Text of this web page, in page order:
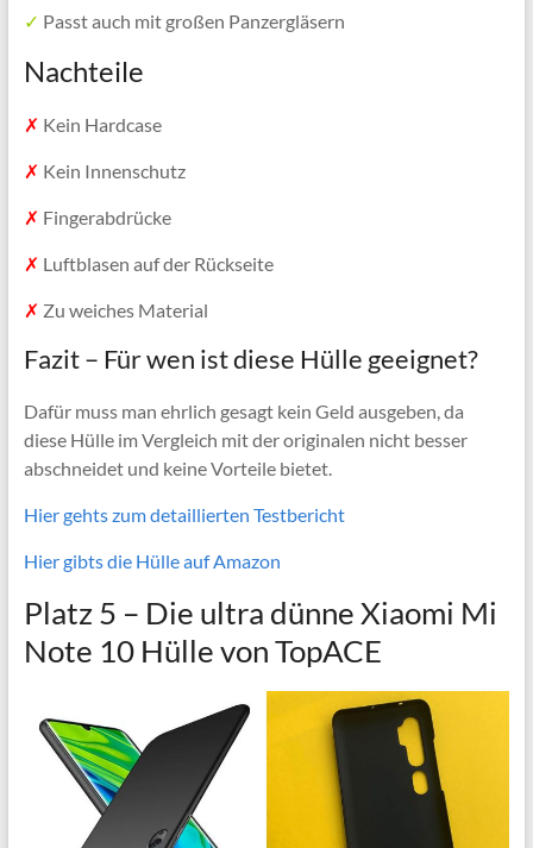
✓ Passt auch mit großen Panzergläsern
Nachteile
✗ Kein Hardcase
✗ Kein Innenschutz
✗ Fingerabdrücke
✗ Luftblasen auf der Rückseite
✗ Zu weiches Material
Fazit – Für wen ist diese Hülle geeignet?
Dafür muss man ehrlich gesagt kein Geld ausgeben, da
diese Hülle im Vergleich mit der originalen nicht besser
abschneidet und keine Vorteile bietet.
Hier gehts zum detaillierten Testbericht
Hier gibts die Hülle auf Amazon
Platz 5 – Die ultra dünne Xiaomi Mi
Note 10 Hülle von TopACE